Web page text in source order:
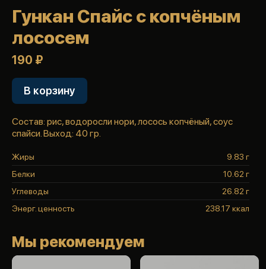
Гункан Спайс с копчёным
лососем
190 ₽
В корзину
Состав: рис, водоросли нори, лосось копчёный, соус
спайси. Выход: 40 гр.
Жиры
9.83 г
Белки
10.62 г
Углеводы
26.82 г
Энерг. ценность
238.17 ккал
Мы рекомендуем